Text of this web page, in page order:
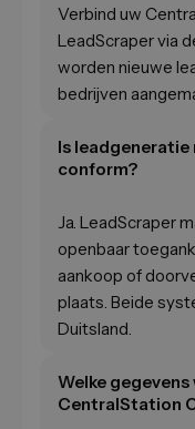
Verbind uw
LeadScraper via
worden nieuwe
bedrijven
Is leadgeneratie
conform?
Ja. LeadScraper
openbaar
aankoop of
plaats. Beide
Duitsland.
Welke
CentralStation